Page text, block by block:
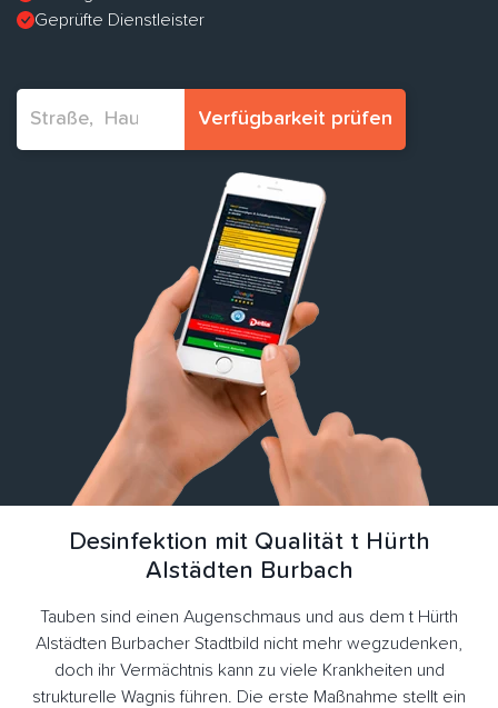
Geprüfte Dienstleister
Verfügbarkeit prüfen
Desinfektion mit Qualität t Hürth
Alstädten Burbach
Tauben sind einen Augenschmaus und aus dem t Hürth
Alstädten Burbacher Stadtbild nicht mehr wegzudenken,
doch ihr Vermächtnis kann zu viele Krankheiten und
strukturelle Wagnis führen. Die erste Maßnahme stellt ein